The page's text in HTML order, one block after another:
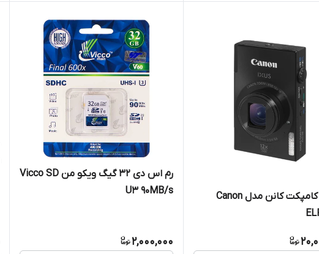
دوربین کامپکت کانن مدل Canon
رم اس دی 32 گیگ ویکو من Vicco SD
U3 90MB/s
2,000,000